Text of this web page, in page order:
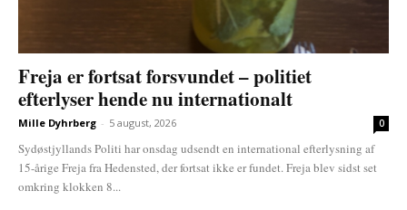
Freja er fortsat forsvundet – politiet
efterlyser hende nu internationalt
Mille Dyhrberg - 5 august, 2026 0
Sydøstjyllands Politi har onsdag udsendt en international efterlysning af
15-årige Freja fra Hedensted, der fortsat ikke er fundet. Freja blev sidst set
omkring klokken 8...